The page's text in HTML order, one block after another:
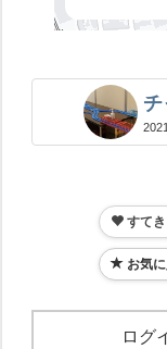
すてき
お気
ログ